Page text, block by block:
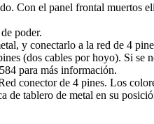
Con el panel frontal
poder.
y conectarlo a la red de 4
(dos cables por hoyo). Si
para más información.
conector de 4 pines. Los
de tablero de metal en su